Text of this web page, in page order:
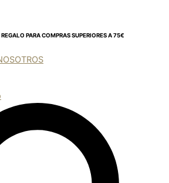
PARA COMPRAS SUPERIORES A 75€